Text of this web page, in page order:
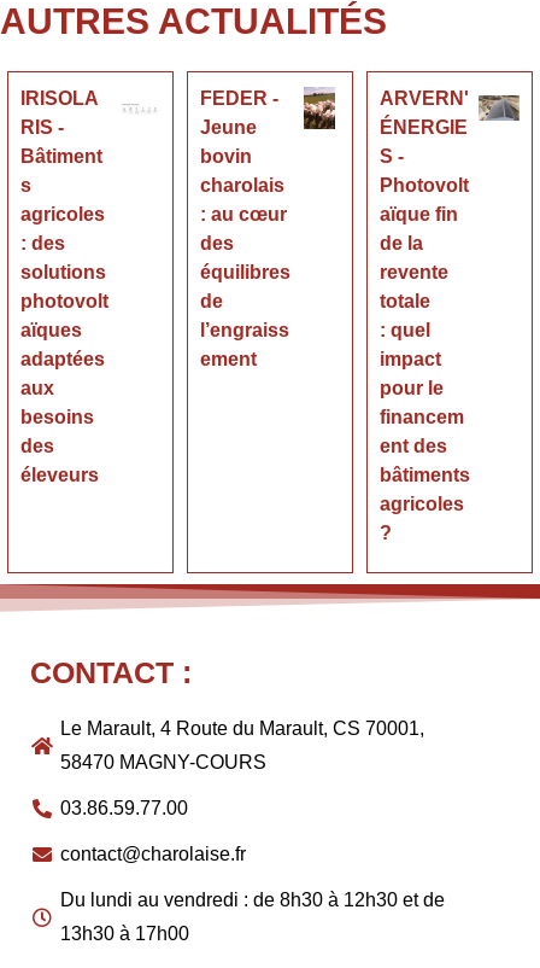
AUTRES ACTUALITÉS
IRISOLA
RIS -
Bâtiment
s
agricoles
: des
solutions
photovolt
aïques
adaptées
aux
besoins
des
éleveurs
FEDER -
Jeune
bovin
charolais
: au cœur
des
équilibres
de
l’engraiss
ement
ARVERN'
ÉNERGIE
S -
Photovolt
aïque fin
de la
revente
totale
: quel
impact
pour le
financem
ent des
bâtiments
agricoles
?
CONTACT :
Le Marault, 4 Route du Marault, CS 70001,
58470 MAGNY-COURS
03.86.59.77.00
contact@charolaise.fr
Du lundi au vendredi : de 8h30 à 12h30 et de
13h30 à 17h00